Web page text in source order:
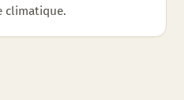
climatique.